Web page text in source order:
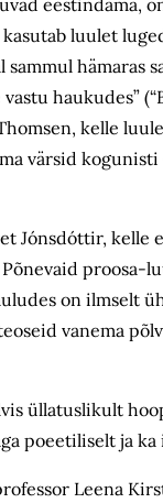
eestindama,
luulet
hämaras
haukudes”
kelle
värsid
Jónsdóttir,
on ilmselt
vanema
üllatuslikult
poeetiliselt ja
Leena